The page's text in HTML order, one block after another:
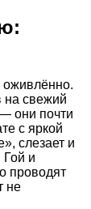
оживлённо.
свежий
— они почти
с яркой
слезает и
и
проводят
не